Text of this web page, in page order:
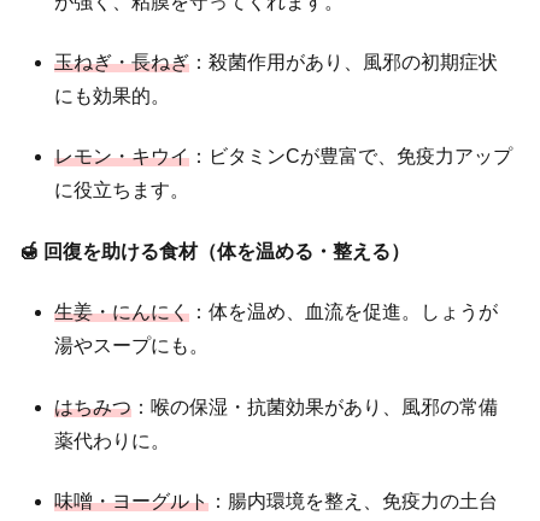
玉ねぎ・長ねぎ ：殺菌作用があり、風邪の初期症状
にも効果的。
レモン・キウイ ：ビタミンCが豊富で、免疫力アップ
に役立ちます。
🍯 回復を助ける食材（体を温める・整える）
生姜・にんにく ：体を温め、血流を促進。しょうが
湯やスープにも。
はちみつ ：喉の保湿・抗菌効果があり、風邪の常備
薬代わりに。
味噌・ヨーグルト ：腸内環境を整え、免疫力の土台